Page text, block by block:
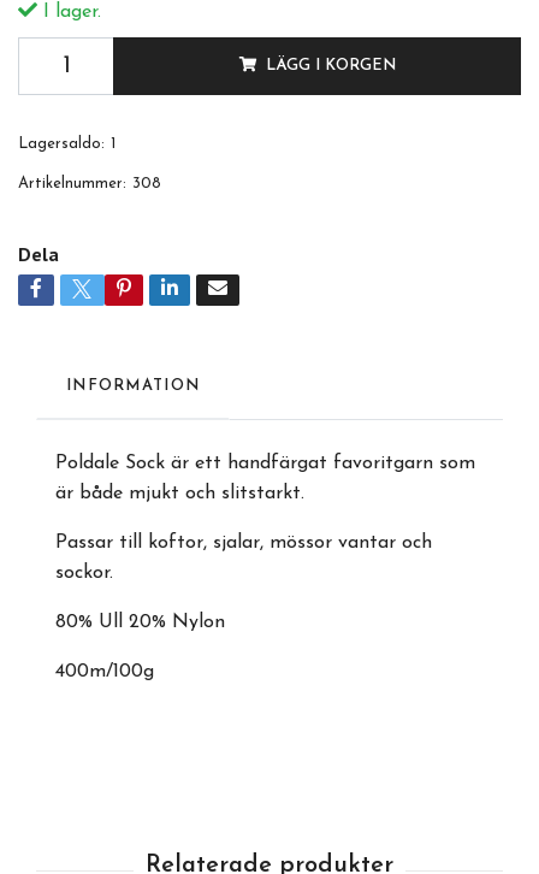
I lager.
LÄGG I KORGEN
Lagersaldo: 1
Artikelnummer: 308
Dela
INFORMATION
Poldale Sock är ett handfärgat favoritgarn som
är både mjukt och slitstarkt.
Passar till koftor, sjalar, mössor vantar och
sockor.
80% Ull 20% Nylon
400m/100g